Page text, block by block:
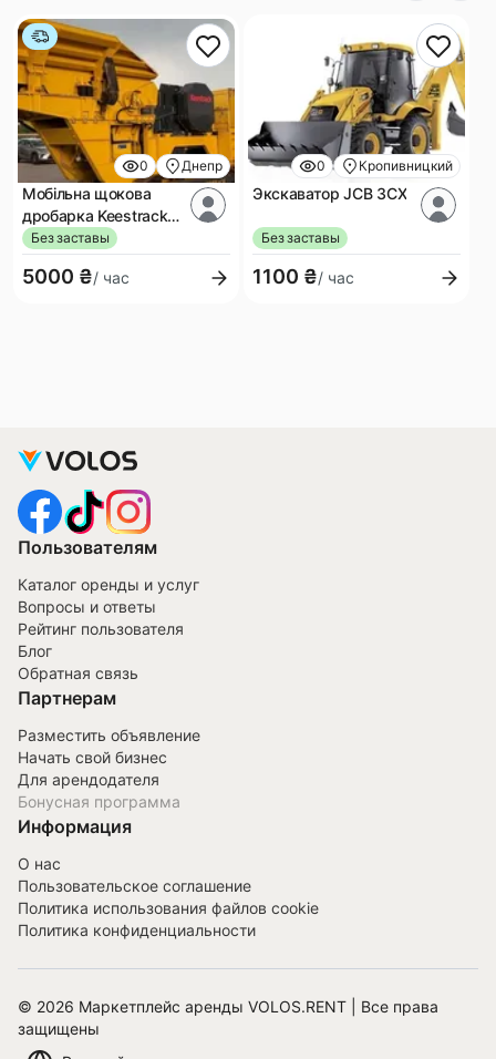
0 Днепр
Мобільна щокова
дробарка Keestrack
B4 Apollo
Без заставы
5000 ₴/ час
0 Кропивницкий
Экскаватор JCB 3CX
Без заставы
1100 ₴/ час
Пользователям
Каталог оренды и услуг
Вопросы и ответы
Рейтинг пользователя
Блог
Обратная связь
Партнерам
Разместить объявление
Начать свой бизнес
Для арендодателя
Бонусная программа
Информация
О нас
Пользовательское соглашение
Политика использования файлов cookie
Политика конфиденциальности
© 2026 Маркетплейс аренды VOLOS.RENT | Все права
защищены